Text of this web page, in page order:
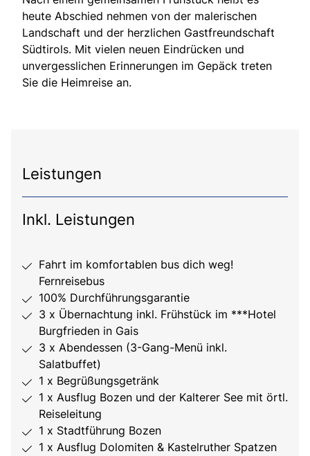
heute Abschied nehmen von der malerischen
Landschaft und der herzlichen Gastfreundschaft
Südtirols. Mit vielen neuen Eindrücken und
unvergesslichen Erinnerungen im Gepäck treten
Sie die Heimreise an.
Leistungen
Inkl. Leistungen
Fahrt im komfortablen bus dich weg!
Fernreisebus
100% Durchführungsgarantie
3 x Übernachtung inkl. Frühstück im ***Hotel
Burgfrieden in Gais
3 x Abendessen (3-Gang-Menü inkl.
Salatbuffet)
1 x Begrüßungsgetränk
1 x Ausflug Bozen und der Kalterer See mit örtl.
Reiseleitung
1 x Stadtführung Bozen
1 x Ausflug Dolomiten & Kastelruther Spatzen